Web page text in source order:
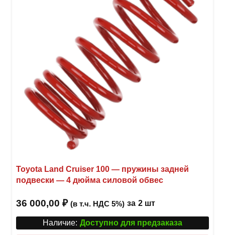
Toyota Land Cruiser 100 — пружины задней
подвески — 4 дюйма силовой обвес
36 000,00 ₽ (в т.ч. НДС 5%) за 2 шт
Наличие: Доступно для предзаказа